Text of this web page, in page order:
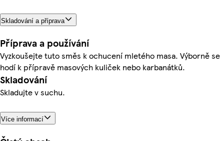
Skladování a příprava
Příprava a používání
Vyzkoušejte tuto směs k ochucení mletého masa. Výborně se
hodí k přípravě masových kuliček nebo karbanátků.
Skladování
Skladujte v suchu.
Více informací